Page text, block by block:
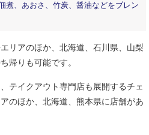
煮、あおさ、竹炭、醤油などをブレン
リアのほか、北海道、石川県、山梨
帰りも可能です。
テイクアウト専門店も展開するチェ
のほか、北海道、熊本県に店舗があ